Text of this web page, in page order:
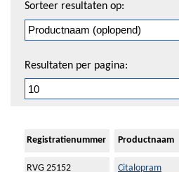
pagineren
Sorteer resultaten op:
Resultaten per pagina:
Registratienummer Productnaam
RVG 25152
Citalopram